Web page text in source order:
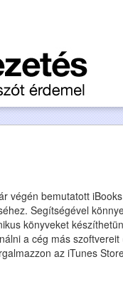
végén bemutatott
Segítségével
könyveket
a cég más
az iTunes